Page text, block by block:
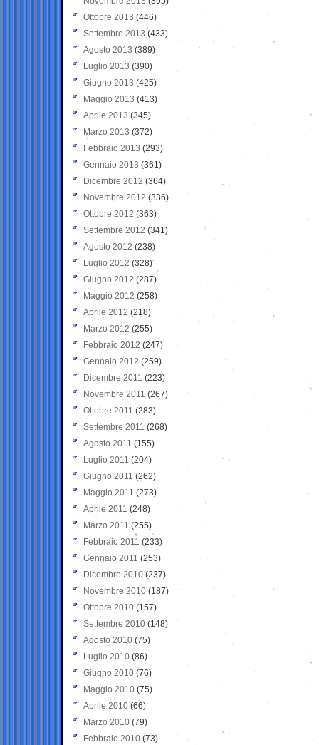
Ottobre 2013 (446)
Settembre 2013 (433)
Agosto 2013 (389)
Luglio 2013 (390)
Giugno 2013 (425)
Maggio 2013 (413)
Aprile 2013 (345)
Marzo 2013 (372)
Febbraio 2013 (293)
Gennaio 2013 (361)
Dicembre 2012 (364)
Novembre 2012 (336)
Ottobre 2012 (363)
Settembre 2012 (341)
Agosto 2012 (238)
Luglio 2012 (328)
Giugno 2012 (287)
Maggio 2012 (258)
Aprile 2012 (218)
Marzo 2012 (255)
Febbraio 2012 (247)
Gennaio 2012 (259)
Dicembre 2011 (223)
Novembre 2011 (267)
Ottobre 2011 (283)
Settembre 2011 (268)
Agosto 2011 (155)
Luglio 2011 (204)
Giugno 2011 (262)
Maggio 2011 (273)
Aprile 2011 (248)
Marzo 2011 (255)
Febbraio 2011 (233)
Gennaio 2011 (253)
Dicembre 2010 (237)
Novembre 2010 (187)
Ottobre 2010 (157)
Settembre 2010 (148)
Agosto 2010 (75)
Luglio 2010 (86)
Giugno 2010 (76)
Maggio 2010 (75)
Aprile 2010 (66)
Marzo 2010 (79)
Febbraio 2010 (73)